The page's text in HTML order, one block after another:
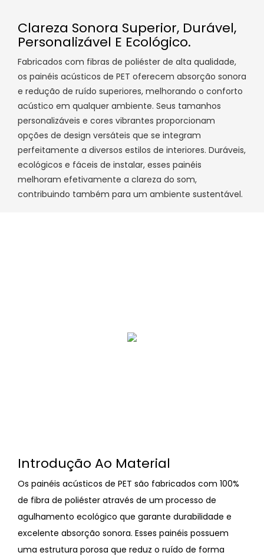
Clareza Sonora Superior, Durável,
Personalizável E Ecológico.
Fabricados com fibras de poliéster de alta qualidade,
os painéis acústicos de PET oferecem absorção sonora
e redução de ruído superiores, melhorando o conforto
acústico em qualquer ambiente. Seus tamanhos
personalizáveis ​​e cores vibrantes proporcionam
opções de design versáteis que se integram
perfeitamente a diversos estilos de interiores. Duráveis,
ecológicos e fáceis de instalar, esses painéis
melhoram efetivamente a clareza do som,
contribuindo também para um ambiente sustentável.
Introdução Ao Material
Os painéis acústicos de PET são fabricados com 100%
de fibra de poliéster através de um processo de
agulhamento ecológico que garante durabilidade e
excelente absorção sonora. Esses painéis possuem
uma estrutura porosa que reduz o ruído de forma